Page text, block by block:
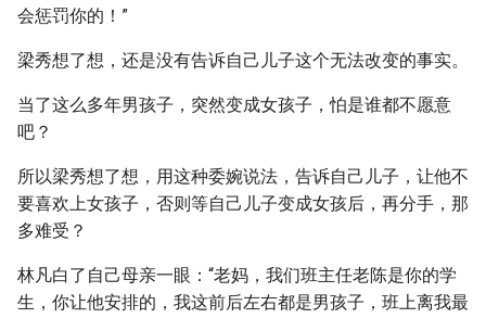
会惩罚你的！”
梁秀想了想，还是没有告诉自己儿子这个无法改变的事实。
当了这么多年男孩子，突然变成女孩子，怕是谁都不愿意
吧？
所以梁秀想了想，用这种委婉说法，告诉自己儿子，让他不
要喜欢上女孩子，否则等自己儿子变成女孩后，再分手，那
多难受？
林凡白了自己母亲一眼：“老妈，我们班主任老陈是你的学
生，你让他安排的，我这前后左右都是男孩子，班上离我最